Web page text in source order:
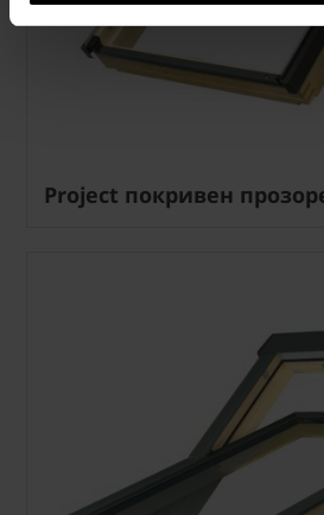
Project покривен